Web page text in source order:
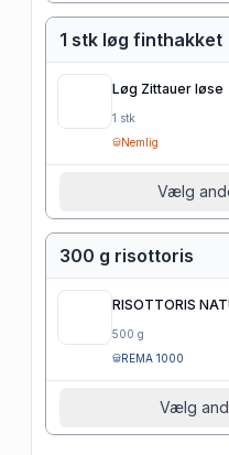
1 stk løg finthakket
Løg Zittauer løse
1 stk
Nemlig
Vælg
300 g risottoris
RISOTTORIS
500 g
REMA 1000
Vælg